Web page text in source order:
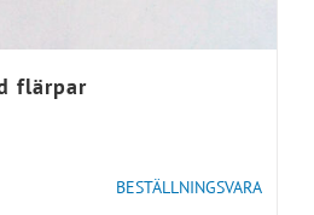
flärpar
BESTÄLLNINGSVARA